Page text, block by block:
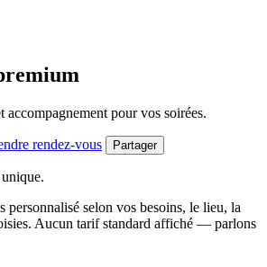
accompagnement pour vos soirées.
rendez-vous Partager
personnalisé selon vos besoins, le lieu, la
Aucun tarif standard affiché — parlons